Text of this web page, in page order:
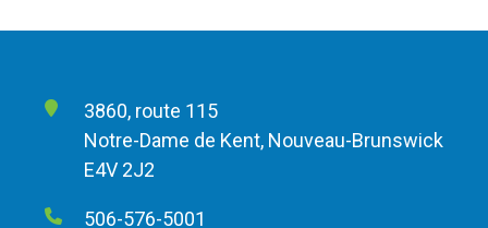
3860, route 115
Notre-Dame de Kent, Nouveau-Brunswick
E4V 2J2
506-576-5001